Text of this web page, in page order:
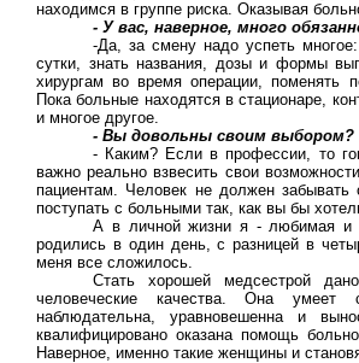
находимся в группе риска. Оказывая
- У вас, наверное, много
-Да, за смену надо успеть
сутки, знать названия, дозы и формы
хирургам во время операции, поменять
Пока больные находятся в стационаре,
и многое другое.
- Вы довольны своим выбором?
- Каким? Если в профессии, то
важно реально взвесить свои
пациентам. Человек не должен
поступать с больными так, как вы бы
А в личной жизни я - любимая и
родились в один день, с разницей в
меня все сложилось.
Стать хорошей медсестрой
человеческие качества. Она умеет
наблюдательна, уравновешенна и
квалифицировано оказана помощь
Наверное, именно такие женщины и